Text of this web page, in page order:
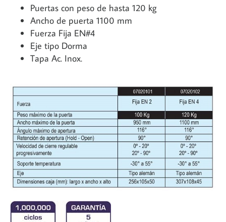
Puertas con peso de hasta 120 kg
Ancho de puerta 1100 mm
Fuerza Fija EN#4
Eje tipo Dorma
Tapa Ac. Inox.